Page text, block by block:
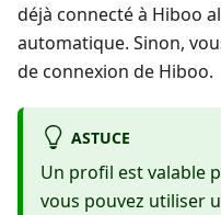
déjà connecté à Hiboo
automatique. Sinon,
de connexion de Hiboo.
ASTUCE
Un profil est valable
vous pouvez utiliser